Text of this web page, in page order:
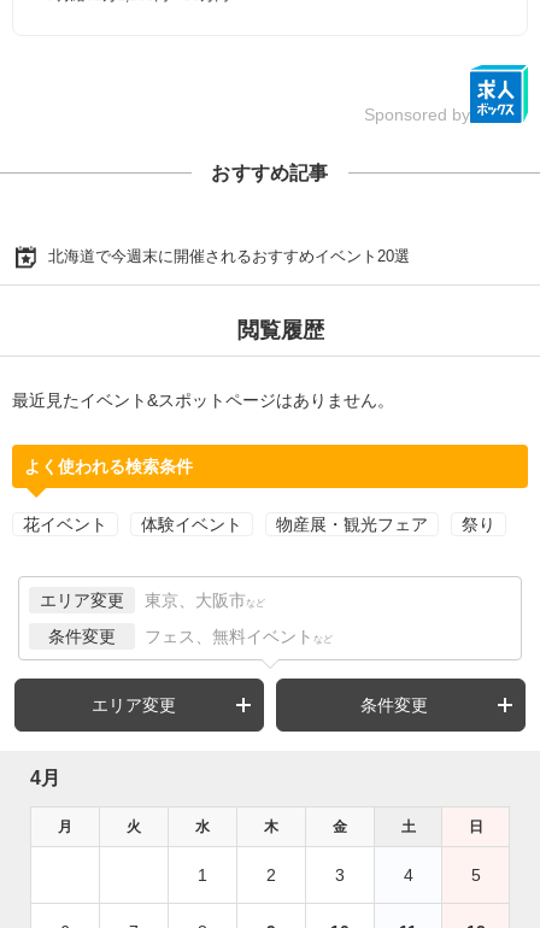
Sponsored by
おすすめ記事
北海道で今週末に開催されるおすすめイベント20選
閲覧履歴
最近見たイベント&スポットページはありません。
よく使われる検索条件
花イベント 体験イベント 物産展・観光フェア 祭り
エリア変更 東京、大阪市 など
条件変更 フェス、無料イベント など
エリア変更 条件変更
4月
月 火 水 木 金 土 日
1 2 3 4 5